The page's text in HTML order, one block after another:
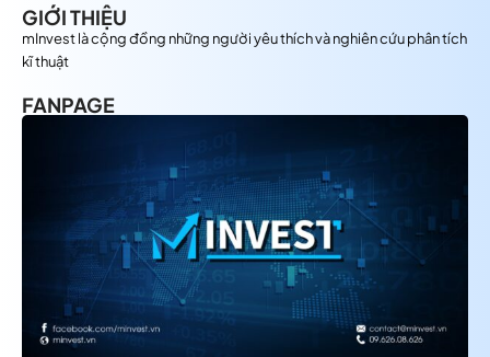
GIỚI THIỆU
mInvest là cộng đồng những người yêu thích và nghiên cứu phân tích
kĩ thuật
FANPAGE